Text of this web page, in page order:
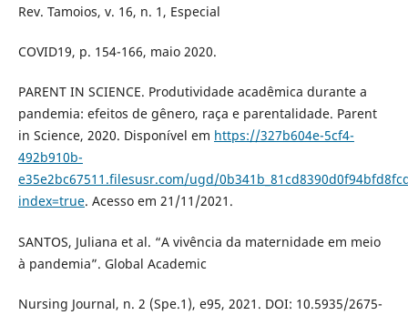
Rev. Tamoios, v. 16, n. 1, Especial
COVID19, p. 154-166, maio 2020.
PARENT IN SCIENCE. Produtividade acadêmica durante a
pandemia: efeitos de gênero, raça e parentalidade. Parent
in Science, 2020. Disponível em https://327b604e-5cf4-
492b910b-
e35e2bc67511.filesusr.com/ugd/
index=true. Acesso em 21/11/2021.
SANTOS, Juliana et al. “A vivência da maternidade em meio
à pandemia”. Global Academic
Nursing Journal, n. 2 (Spe.1), e95, 2021. DOI: 10.5935/2675-